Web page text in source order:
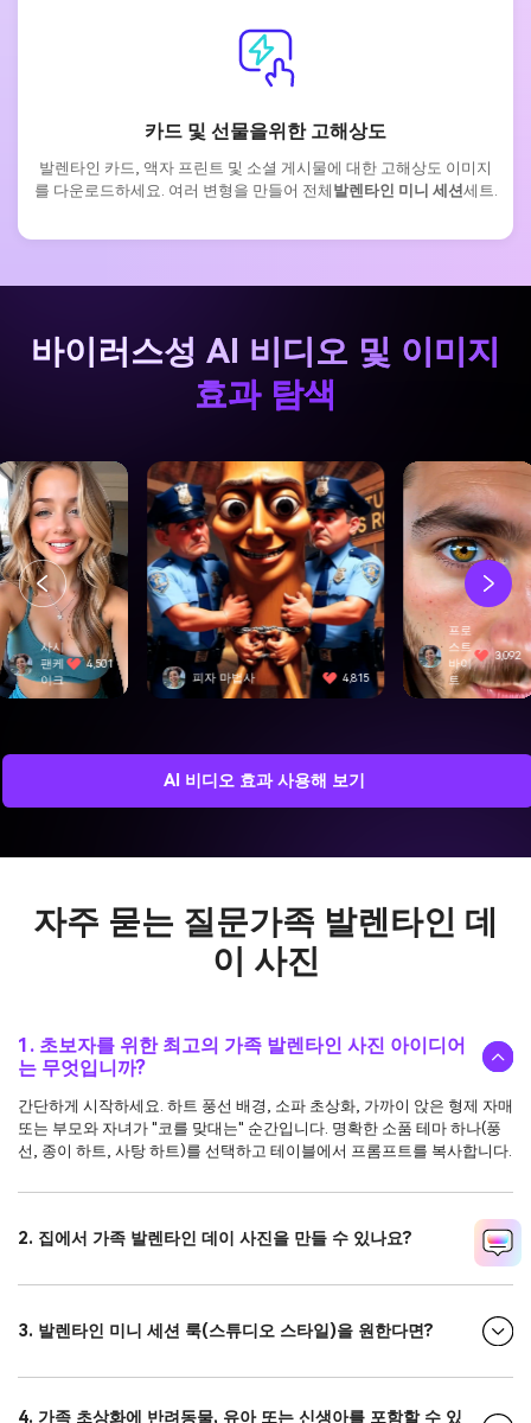
카드 및 선물을위한 고해상도
발렌타인 카드, 액자 프린트 및 소셜 게시물에 대한 고해상도 이미지
를 다운로드하세요. 여러 변형을 만들어 전체 발렌타인 미니 세션세트.
바이러스성 AI 비디오 및 이미지
효과 탐색
피자 마법사 4,815
프로
스트
바이
트
3,092
스위프트 에지
AI 비디오 효과 사용해 보기
자주 묻는 질문가족 발렌타인 데
이 사진
1. 초보자를 위한 최고의 가족 발렌타인 사진 아이디어
는 무엇입니까?
간단하게 시작하세요. 하트 풍선 배경, 소파 초상화, 가까이 앉은 형제 자매
또는 부모와 자녀가 "코를 맞대는" 순간입니다. 명확한 소품 테마 하나(풍
선, 종이 하트, 사탕 하트)를 선택하고 테이블에서 프롬프트를 복사합니다.
2. 집에서 가족 발렌타인 데이 사진을 만들 수 있나요?
3. 발렌타인 미니 세션 룩(스튜디오 스타일)을 원한다면?
4. 가족 초상화에 반려동물, 유아 또는 신생아를 포함할 수 있